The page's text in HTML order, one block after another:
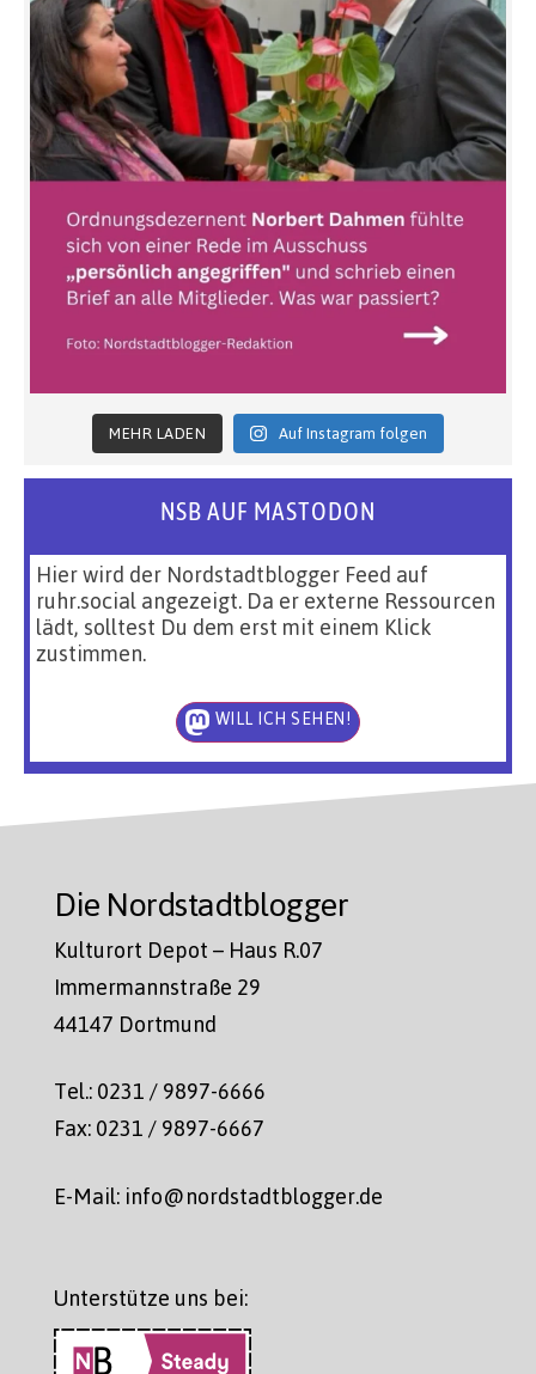
MEHR LADEN Auf Instagram folgen
NSB AUF MASTODON
Hier wird der Nordstadtblogger Feed auf
ruhr.social angezeigt. Da er externe Ressourcen
lädt, solltest Du dem erst mit einem Klick
zustimmen.
WILL ICH SEHEN!
Die Nordstadtblogger
Kulturort Depot – Haus R.07
Immermannstraße 29
44147 Dortmund
Tel.: 0231 / 9897-6666
Fax: 0231 / 9897-6667
E-Mail: info@nordstadtblogger.de
Unterstütze uns bei: